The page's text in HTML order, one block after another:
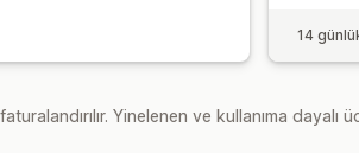
14
Yinelenen ve kullanıma dayalı